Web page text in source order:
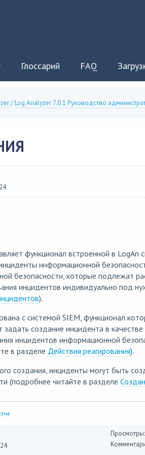
Глоссарий FAQ
/Log Analyzer 7.0.1 Руководство
функционал встроенной в LogAn
информационной
безопасности, которые подлежат
инцидентов индивидуально под
).
с системой SIEM, функционал
задать создание инцидента в
инцидентов информационной
в разделе Действия реагирования).
создания, инциденты могут быть
(подробнее читайте в разделе